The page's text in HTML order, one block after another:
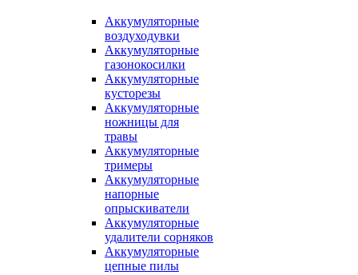
Аккумуляторные
воздуходувки
Аккумуляторные
газонокосилки
Аккумуляторные
кусторезы
Аккумуляторные
ножницы для
травы
Аккумуляторные
тримеры
Аккумуляторные
напорные
опрыскиватели
Аккумуляторные
удалители сорняков
Аккумуляторные
цепные пилы